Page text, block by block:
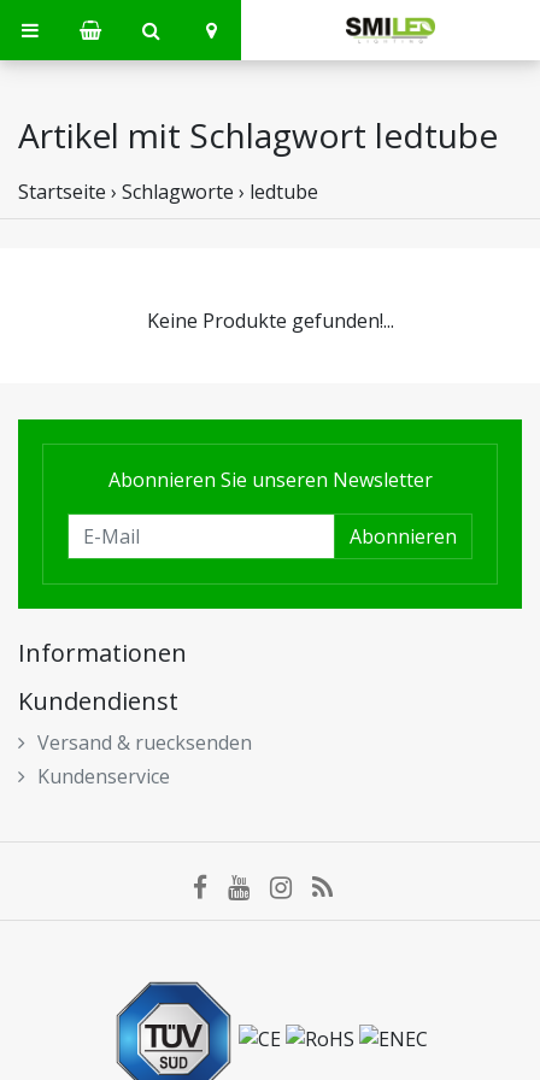
Artikel mit Schlagwort ledtube
Startseite › Schlagworte › ledtube
Keine Produkte gefunden!...
Abonnieren Sie unseren Newsletter
Abonnieren
Informationen
Kundendienst
Versand & ruecksenden
Kundenservice